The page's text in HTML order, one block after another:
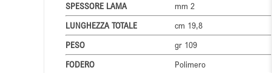
SPESSORE LAMA
mm 2
LUNGHEZZA TOTALE
cm 19,8
PESO
gr 109
FODERO
Polimero